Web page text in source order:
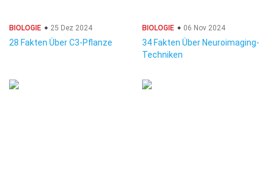
BIOLOGIE 25 Dez 2024
28 Fakten Über C3-Pflanze
BIOLOGIE 06 Nov 2024
34 Fakten Über Neuroimaging-
Techniken